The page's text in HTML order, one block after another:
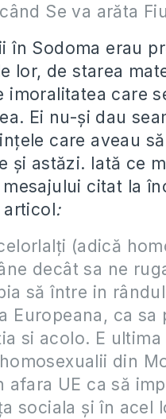
Se va arăta
în Sodoma erau
lor, de starea
imoralitatea care
Ei nu-şi dau
care aveau
şi astăzi. Iată ce
citat la
articol:
(adică
decât sa ne
să între in
Europeana, ca sa
si acolo. E ultima
din
afara UE ca să
sociala şi în acel